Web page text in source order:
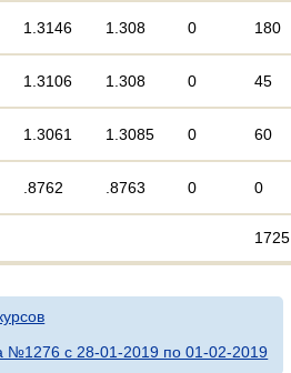
1.3146 1.308 0 180
1.3106 1.308 0 45
1.3061 1.3085 0 60
.8762 .8763 0 0
1725
№1276 c 28-01-2019 по 01-02-2019